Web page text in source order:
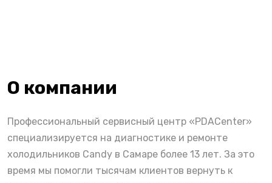
О компании
Профессиональный сервисный центр «PDACenter»
специализируется на диагностике и ремонте
холодильников Candy в Самаре более 13 лет. За это
время мы помогли тысячам клиентов вернуть к